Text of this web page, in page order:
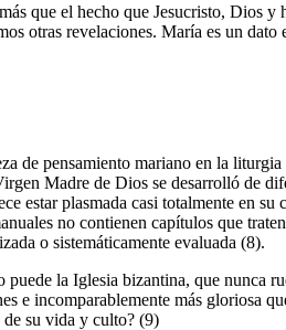
que el hecho que Jesucristo, Dios
otras revelaciones. María es un
de pensamiento mariano en la
Madre de Dios se desarrolló de
plasmada casi totalmente en
no contienen capítulos que
o sistemáticamente evaluada (8).
la Iglesia bizantina, que nunca
incomparablemente más gloriosa
de su vida y culto? (9)